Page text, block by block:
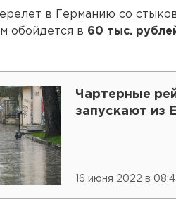
в Германию со
обойдется в 60 тыс.
Чартерные
запускают из
16 июня 2022 в